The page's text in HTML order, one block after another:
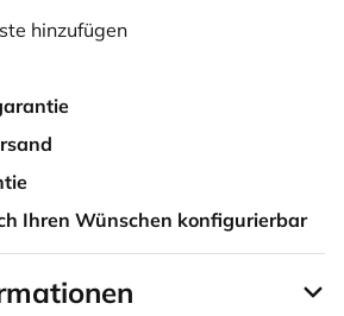
hinzufügen
Ihren Wünschen konfigurierbar